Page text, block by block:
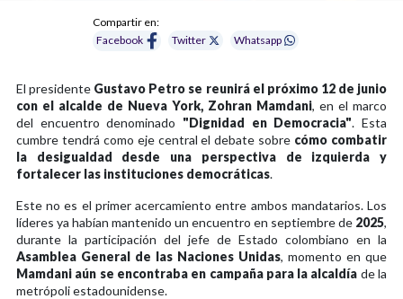
Compartir en:
Facebook
Twitter Whatsapp
El presidente Gustavo Petro se reunirá el próximo 12 de junio
con el alcalde de Nueva York, Zohran Mamdani, en el marco
del encuentro denominado "Dignidad en Democracia". Esta
cumbre tendrá como eje central el debate sobre cómo combatir
la desigualdad desde una perspectiva de izquierda y
fortalecer las instituciones democráticas.
Este no es el primer acercamiento entre ambos mandatarios. Los
líderes ya habían mantenido un encuentro en septiembre de 2025,
durante la participación del jefe de Estado colombiano en la
Asamblea General de las Naciones Unidas, momento en que
Mamdani aún se encontraba en campaña para la alcaldía de la
metrópoli estadounidense.